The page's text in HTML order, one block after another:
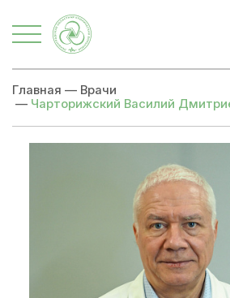
Главная — Врачи
— Чарторижский Василий